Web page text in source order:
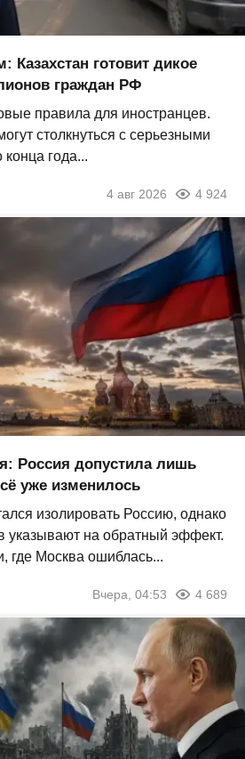
Казахстан готовит дикое
граждан РФ
правила для иностранцев.
столкнуться с серьезными
года...
4 авг 2026 4 924
Россия допустила лишь
уже изменилось
изолировать Россию, однако
указывают на обратный эффект.
где Москва ошиблась...
Вчера, 04:53 4 689